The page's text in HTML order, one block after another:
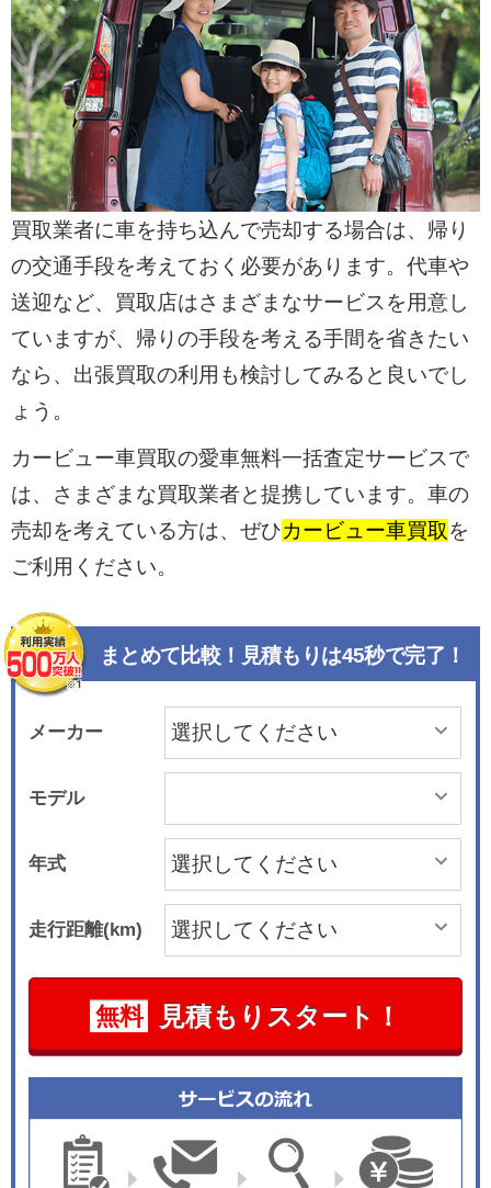
買取業者に車を持ち込んで売却する場合は、帰り
の交通手段を考えておく必要があります。代車や
送迎など、買取店はさまざまなサービスを用意し
ていますが、帰りの手段を考える手間を省きたい
なら、出張買取の利用も検討してみると良いでし
ょう。
カービュー車買取の愛車無料一括査定サービスで
は、さまざまな買取業者と提携しています。車の
売却を考えている方は、ぜひカービュー車買取を
ご利用ください。
まとめて比較！見積もりは45秒で完了！
メーカー
モデル
年式
走行距離(km)
無料 見積もりスタート！